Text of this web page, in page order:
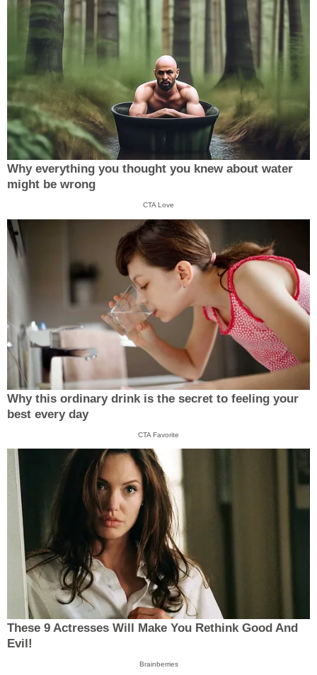
Why everything you thought you knew about water
might be wrong
CTA Love
Why this ordinary drink is the secret to feeling your
best every day
CTA Favorite
These 9 Actresses Will Make You Rethink Good And
Evil!
Brainberries